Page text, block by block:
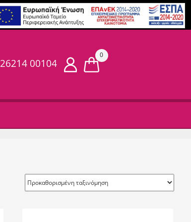
26214 00104
0